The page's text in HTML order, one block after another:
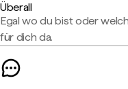
Überall
Egal wo du bist oder
für dich da.